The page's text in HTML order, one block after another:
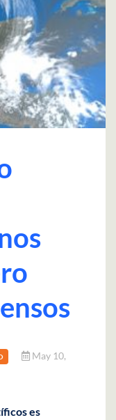
May 10,
es